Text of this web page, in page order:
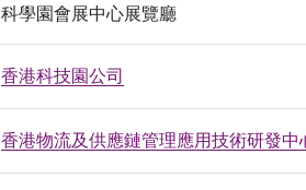
科學園會展中心展覽廳
香港科技園公司
香港物流及供應鏈管理應用技術研發中